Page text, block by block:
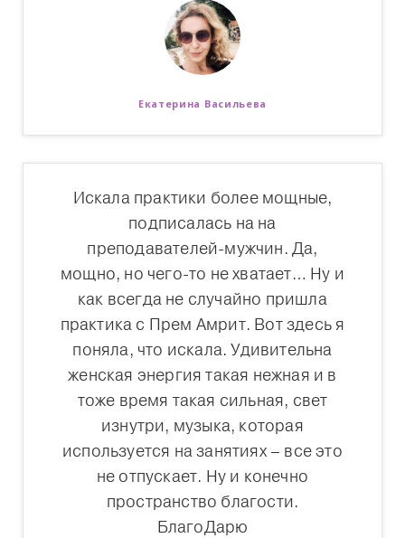
Екатерина Васильева
Искала практики более мощные,
подписалась на на
преподавателей-мужчин. Да,
мощно, но чего-то не хватает… Ну и
как всегда не случайно пришла
практика с Прем Амрит. Вот здесь я
поняла, что искала. Удивительна
женская энергия такая нежная и в
тоже время такая сильная, свет
изнутри, музыка, которая
используется на занятиях – все это
не отпускает. Ну и конечно
пространство благости.
БлагоДарю